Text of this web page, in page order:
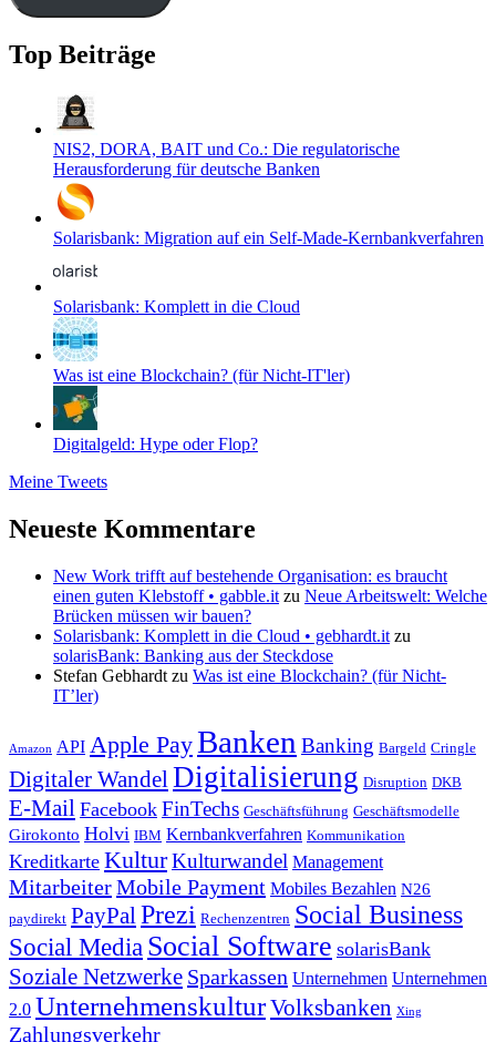
Top Beiträge
NIS2, DORA, BAIT und Co.: Die regulatorische
Herausforderung für deutsche Banken
Solarisbank: Migration auf ein Self-Made-Kernbankverfahren
Solarisbank: Komplett in die Cloud
Was ist eine Blockchain? (für Nicht-IT'ler)
Digitalgeld: Hype oder Flop?
Meine Tweets
Neueste Kommentare
New Work trifft auf bestehende Organisation: es braucht
einen guten Klebstoff • gabble.it zu Neue Arbeitswelt: Welche
Brücken müssen wir bauen?
Solarisbank: Komplett in die Cloud • gebhardt.it zu
solarisBank: Banking aus der Steckdose
Stefan Gebhardt zu Was ist eine Blockchain? (für Nicht-
IT’ler)
Amazon API Apple PayBanken Banking Bargeld Cringle
Digitaler WandelDigitalisierung Disruption DKB
E-Mail Facebook FinTechs Geschäftsführung Geschäftsmodelle
Girokonto Holvi IBM Kernbankverfahren Kommunikation
Kreditkarte KulturKulturwandel Management
MitarbeiterMobile Payment Mobiles Bezahlen N26
paydirekt PayPalPrezi Rechenzentren Social Business
Social MediaSocial Software solarisBank
Soziale Netzwerke Sparkassen Unternehmen Unternehmen
2.0 UnternehmenskulturVolksbanken Xing
Zahlungsverkehr